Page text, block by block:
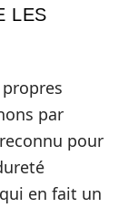
LES
par
pour
en fait un